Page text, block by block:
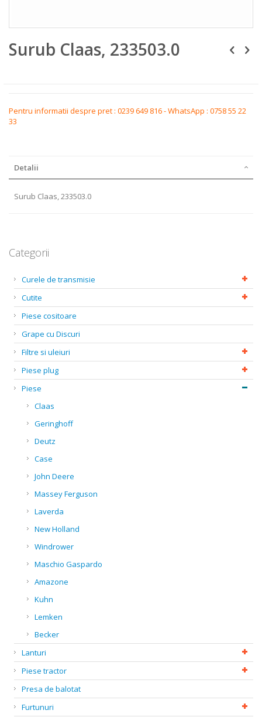
to
the
gallery
Surub Claas, 233503.0
Pentru informatii despre pret : 0239 649 816 - WhatsApp : 0758 55 22
33
Detalii
Surub Claas, 233503.0
Categorii
Curele de transmisie
Cutite
Piese cositoare
Grape cu Discuri
Filtre si uleiuri
Piese plug
Piese
Claas
Geringhoff
Deutz
Case
John Deere
Massey Ferguson
Laverda
New Holland
Windrower
Maschio Gaspardo
Amazone
Kuhn
Lemken
Becker
Lanturi
Piese tractor
Presa de balotat
Furtunuri